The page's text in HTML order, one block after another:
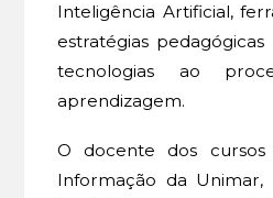
Inteligência Artificial,
estratégias
tecnologias ao
aprendizagem.
O docente dos cursos
Informação da Unimar,